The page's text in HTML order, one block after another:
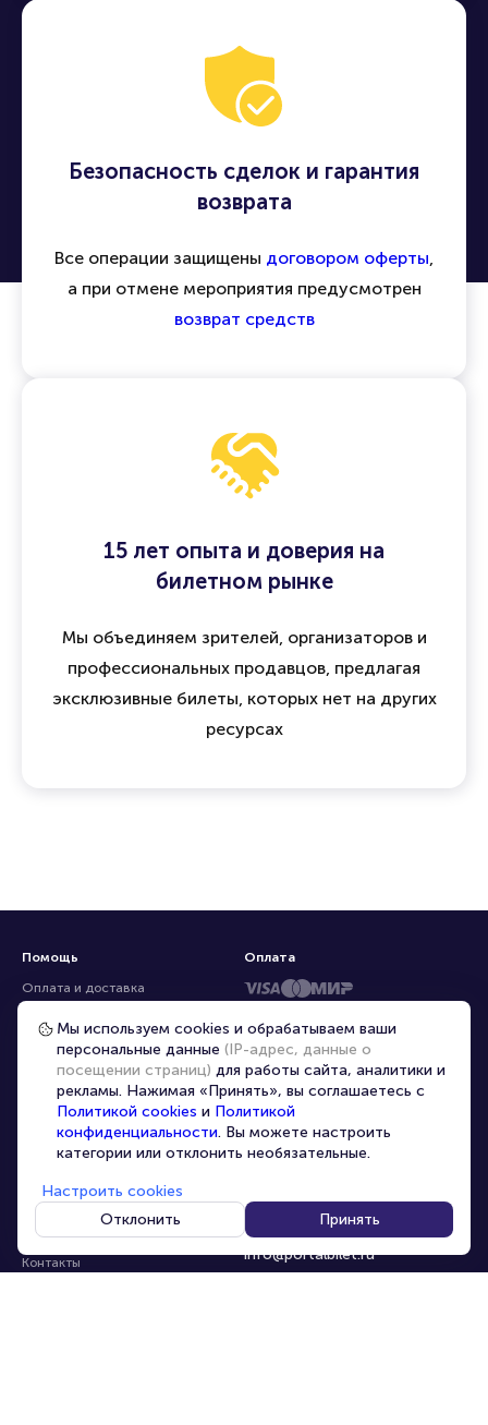
Безопасность сделок и гарантия
возврата
Все операции защищены договором оферты,
а при отмене мероприятия предусмотрен
возврат средств
15 лет опыта и доверия на
билетном рынке
Мы объединяем зрителей, организаторов и
профессиональных продавцов, предлагая
эксклюзивные билеты, которых нет на других
ресурсах
Помощь
Оплата и доставка
Частые вопросы
Перепродажа билетов
Организаторам
Корпоративным клиентам
VIP-билеты
Персональные данные
О компании
Контакты
8-800-500-42-62
8-499-226-15-14
info@portalbilet.ru
С 10:00 до 21:00,
Оплата
Мы используем cookies и обрабатываем ваши
персональные данные (IP-адрес, данные о
посещении страниц) для работы сайта, аналитики и
рекламы. Нажимая «Принять», вы соглашаетесь с
Политикой cookies и Политикой
конфиденциальности. Вы можете настроить
категории или отклонить необязательные.
Настроить cookies
Отклонить
Принять